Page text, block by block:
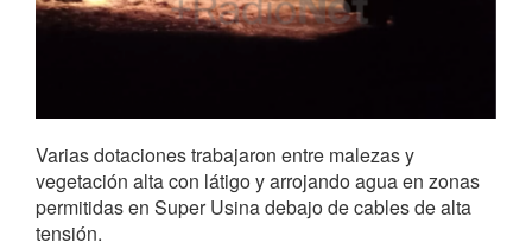
Varias dotaciones trabajaron entre malezas y
vegetación alta con látigo y arrojando agua en zonas
permitidas en Super Usina debajo de cables de alta
tensión.